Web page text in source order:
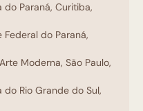
Paraná, Curitiba,
do Paraná,
Moderna, São Paulo,
Rio Grande do Sul,